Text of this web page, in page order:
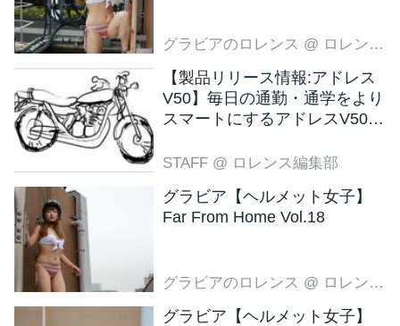
グラビアのロレンス @ ロレンス編集部
【製品リリース情報:アドレス
V50】毎日の通勤・通学をより
スマートにするアドレスV50
STAFF @ ロレンス編集部
グラビア【ヘルメット女子】
Far From Home Vol.18
グラビアのロレンス @ ロレンス編集部
グラビア【ヘルメット女子】